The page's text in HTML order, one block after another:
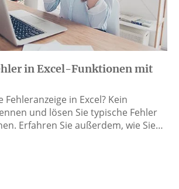
in Excel-Funktionen mit
Fehleranzeige in Excel? Kein
und lösen Sie typische Fehler
Erfahren Sie außerdem, wie Sie…